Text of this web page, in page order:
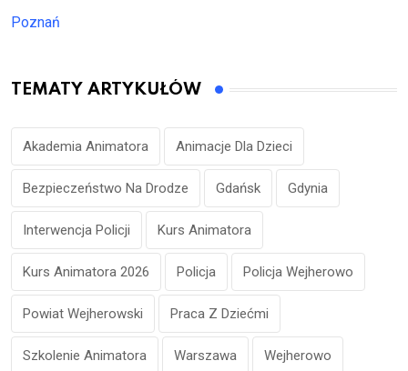
Poznań
TEMATY ARTYKUŁÓW
Akademia Animatora Animacje Dla Dzieci
Bezpieczeństwo Na Drodze Gdańsk Gdynia
Interwencja Policji Kurs Animatora
Kurs Animatora 2026 Policja Policja Wejherowo
Powiat Wejherowski Praca Z Dziećmi
Szkolenie Animatora Warszawa Wejherowo